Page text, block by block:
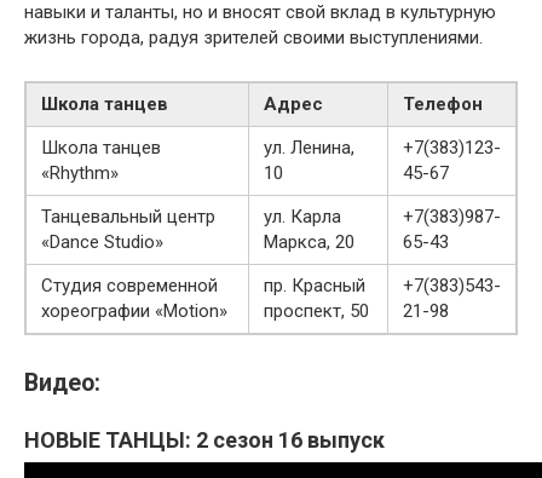
навыки и таланты, но и вносят свой вклад в культурную
жизнь города, радуя зрителей своими выступлениями.
Школа танцев Адрес
Телефон
Школа танцев
«Rhythm»
ул. Ленина,
10
+7(383)123-
45-67
Танцевальный центр
«Dance Studio»
ул. Карла
Маркса, 20
+7(383)987-
65-43
Студия современной
хореографии «Motion»
пр. Красный
проспект, 50
+7(383)543-
21-98
Видео:
НОВЫЕ ТАНЦЫ: 2 сезон 16 выпуск